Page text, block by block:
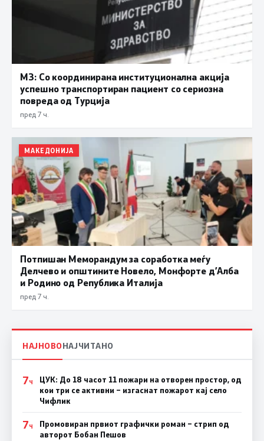
МЗ: Со координирана институционална акција
успешно транспортиран пациент со сериозна
повреда од Турција
пред 7 ч.
МАКЕДОНИЈА
Потпишан Меморандум за соработка меѓу
Делчево и општините Новело, Монфорте д’Алба
и Родино од Република Италија
пред 7 ч.
НАЈНОВОНАЈЧИТАНО
7Ч
ЦУК: До 18 часот 11 пожари на отворен простор, од
кои три се активни – изгаснат пожарот кај село
Чифлик
7Ч
Промовиран првиот графички роман – стрип од
авторот Бобан Пешов